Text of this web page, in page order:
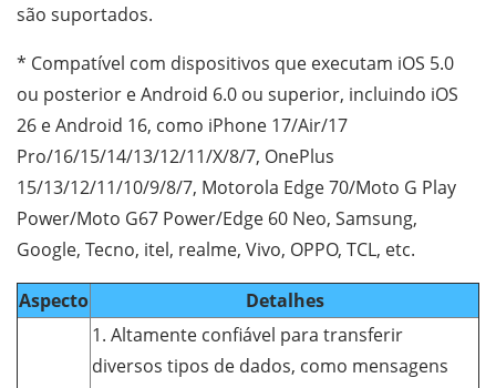
são suportados.
* Compatível com dispositivos que executam iOS 5.0
ou posterior e Android 6.0 ou superior, incluindo iOS
26 e Android 16, como iPhone 17/Air/17
Pro/16/15/14/13/12/11/X/8/7, OnePlus
15/13/12/11/10/9/8/7, Motorola Edge 70/Moto G Play
Power/Moto G67 Power/Edge 60 Neo, Samsung,
Google, Tecno, itel, realme, Vivo, OPPO, TCL, etc.
Aspecto
Detalhes
1. Altamente confiável para transferir
diversos tipos de dados, como mensagens